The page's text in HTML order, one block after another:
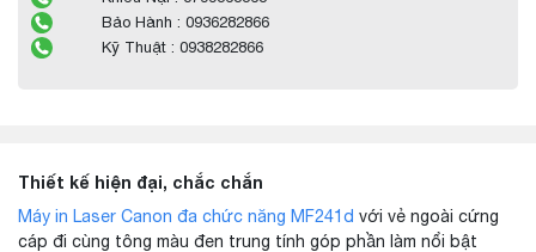
Bảo Hành : 0936282866
Kỹ Thuật : 0938282866
Thiết kế hiện đại, chắc chắn
Máy in Laser Canon đa chức năng MF241d với vẻ ngoài cứng
cáp đi cùng tông màu đen trung tính góp phần làm nổi bật